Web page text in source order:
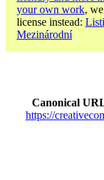
your own work,
license instead:
Mezinárodní
Canonical
https://